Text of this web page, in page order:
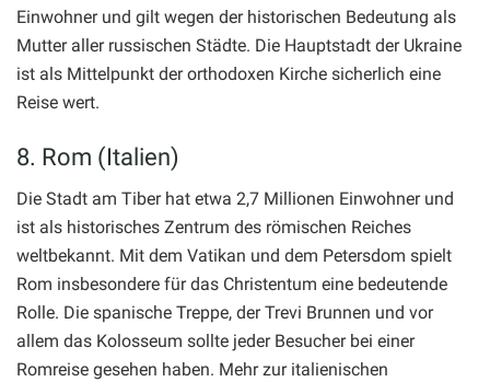
Einwohner und gilt wegen der historischen Bedeutung als
Mutter aller russischen Städte. Die Hauptstadt der Ukraine
ist als Mittelpunkt der orthodoxen Kirche sicherlich eine
Reise wert.
8. Rom (Italien)
Die Stadt am Tiber hat etwa 2,7 Millionen Einwohner und
ist als historisches Zentrum des römischen Reiches
weltbekannt. Mit dem Vatikan und dem Petersdom spielt
Rom insbesondere für das Christentum eine bedeutende
Rolle. Die spanische Treppe, der Trevi Brunnen und vor
allem das Kolosseum sollte jeder Besucher bei einer
Romreise gesehen haben. Mehr zur italienischen